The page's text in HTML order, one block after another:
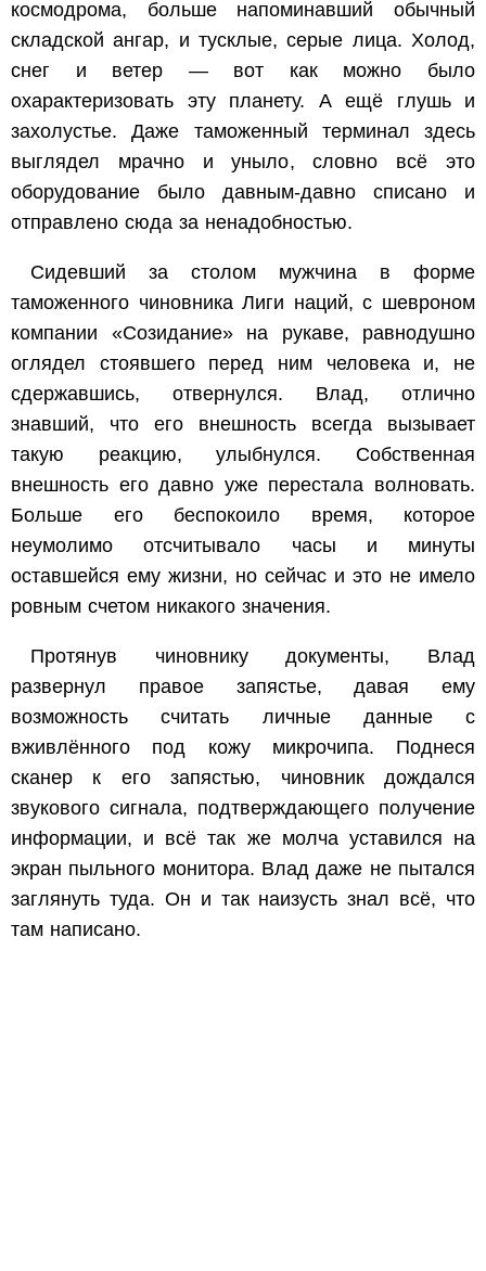
космодрома, больше напоминавший обычный
складской ангар, и тусклые, серые лица. Холод,
снег и ветер — вот как можно было
охарактеризовать эту планету. А ещё глушь и
захолустье. Даже таможенный терминал здесь
выглядел мрачно и уныло, словно всё это
оборудование было давным-давно списано и
отправлено сюда за ненадобностью.
Сидевший за столом мужчина в форме
таможенного чиновника Лиги наций, с шевроном
компании «Созидание» на рукаве, равнодушно
оглядел стоявшего перед ним человека и, не
сдержавшись, отвернулся. Влад, отлично
знавший, что его внешность всегда вызывает
такую реакцию, улыбнулся. Собственная
внешность его давно уже перестала волновать.
Больше его беспокоило время, которое
неумолимо отсчитывало часы и минуты
оставшейся ему жизни, но сейчас и это не имело
ровным счетом никакого значения.
Протянув чиновнику документы, Влад
развернул правое запястье, давая ему
возможность считать личные данные с
вживлённого под кожу микрочипа. Поднеся
сканер к его запястью, чиновник дождался
звукового сигнала, подтверждающего получение
информации, и всё так же молча уставился на
экран пыльного монитора. Влад даже не пытался
заглянуть туда. Он и так наизусть знал всё, что
там написано.